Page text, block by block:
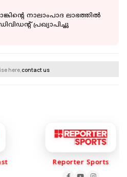
നാലാംപാദ ലാഭത്തില്‍
പ്രഖ്യാപിച്ചു
here,contact us
Reporter Sports